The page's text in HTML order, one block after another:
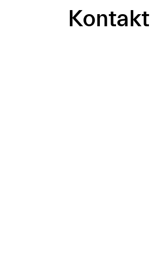
Kontakt